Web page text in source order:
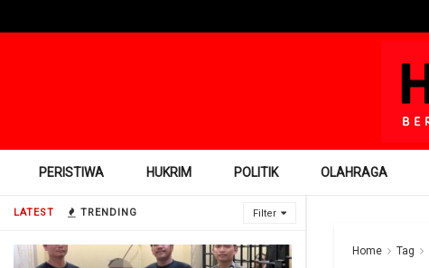
LATEST TRENDING Filter
PERISTIWA HUKRIM POLITIK OLAHRAGA
Home Tag